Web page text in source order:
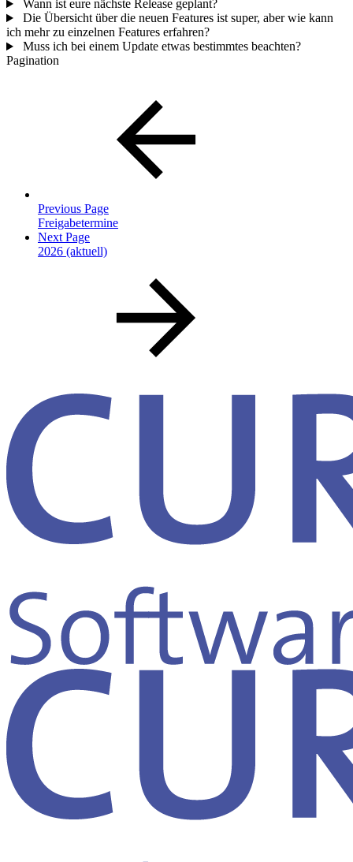
Wann ist eure nächste Release geplant?
Die Übersicht über die neuen Features ist super, aber wie kann
ich mehr zu einzelnen Features erfahren?
Muss ich bei einem Update etwas bestimmtes beachten?
Pagination
Previous Page
Freigabetermine
Next Page
2026 (aktuell)